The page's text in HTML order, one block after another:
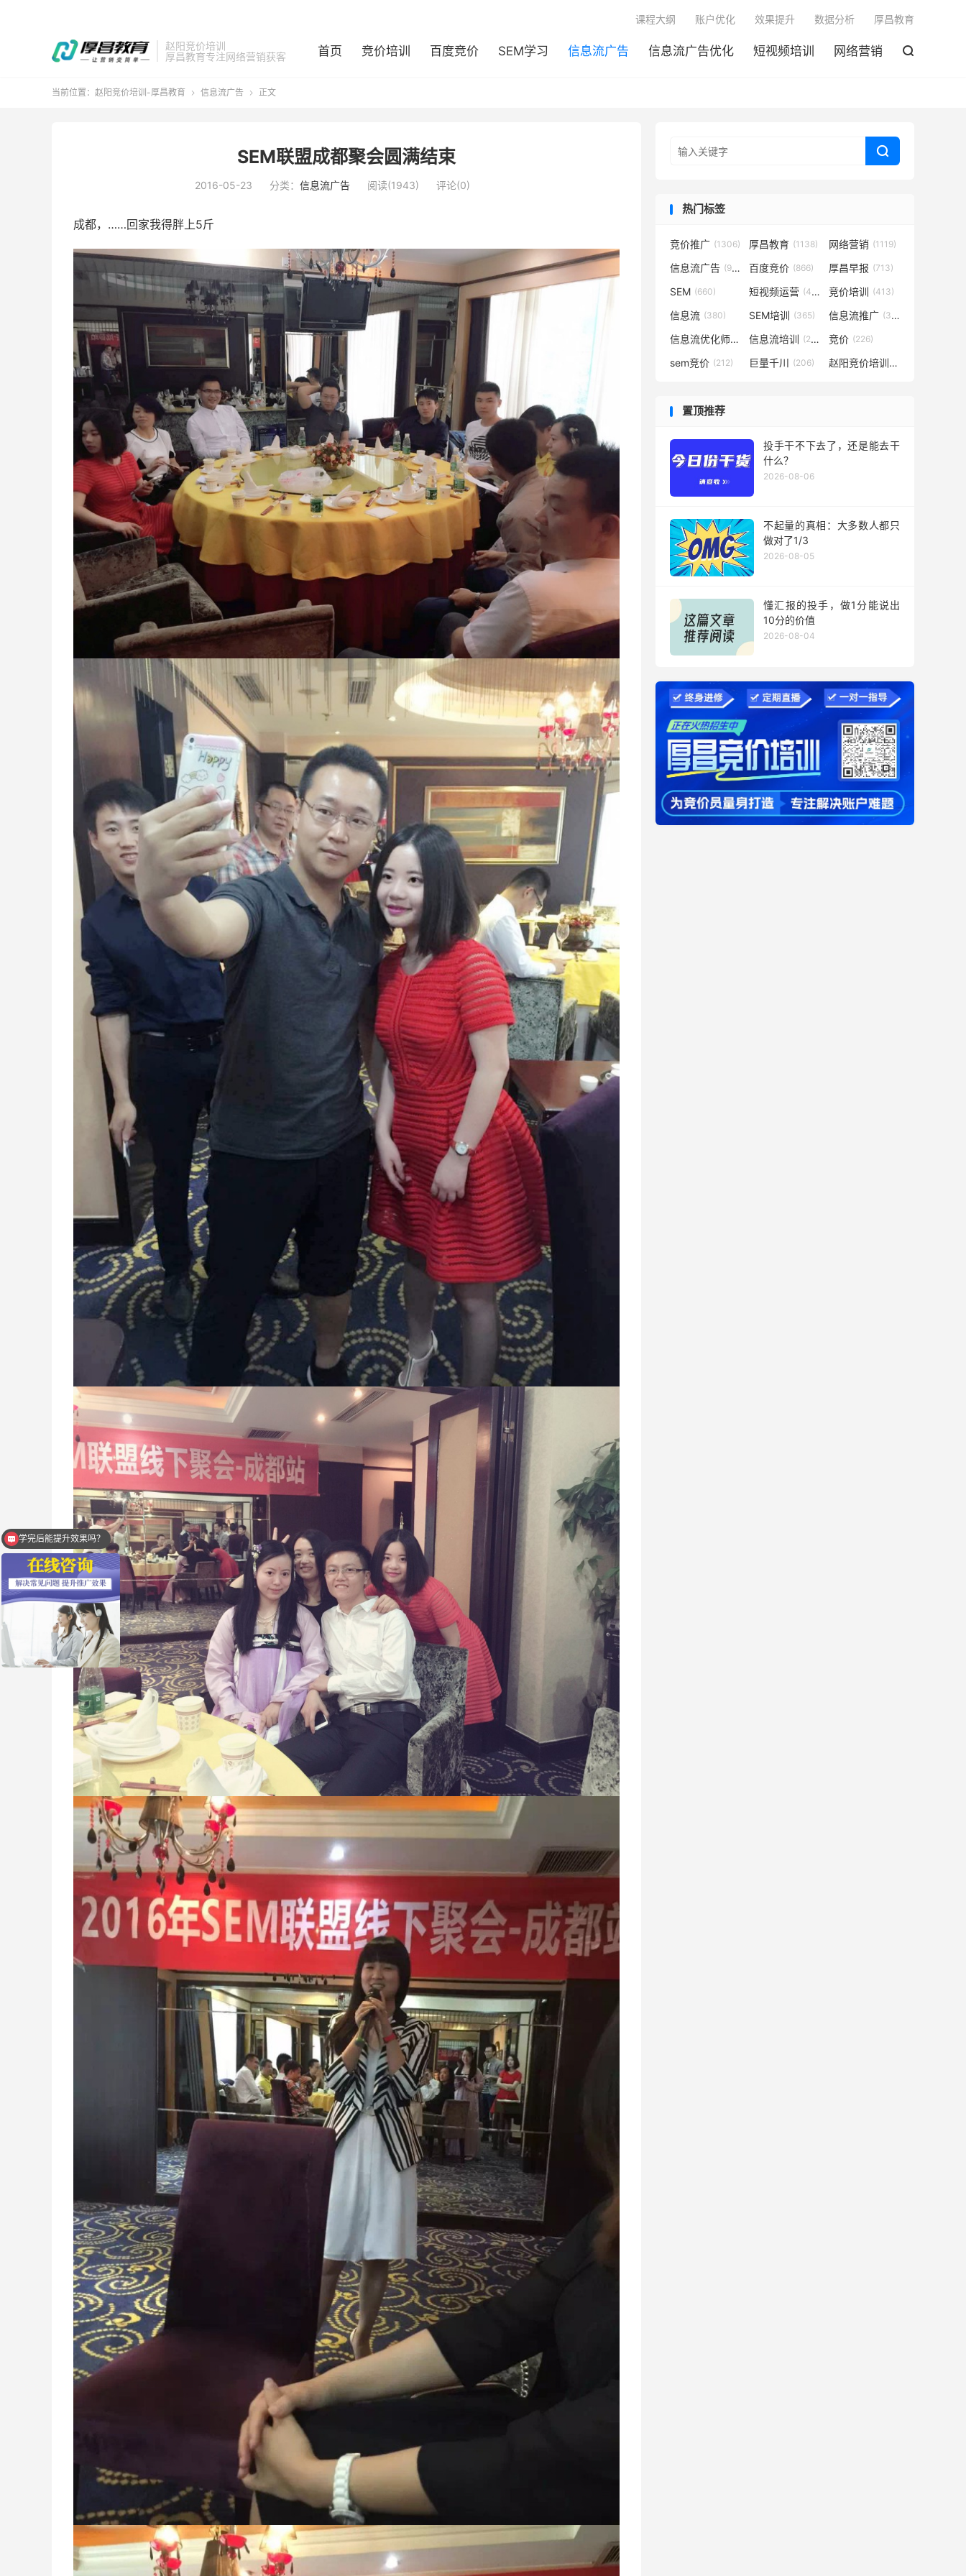
赵阳竞价培训
厚昌教育专注网络营销获客
首页 竞价培训 百度竞价 SEM学习 信息流广告 信息流广告优化 短视频培训 网络营销 
课程大纲 账户优化 效果提升 数据分析 厚昌教育
当前位置： 赵阳竞价培训-厚昌教育  信息流广告  正文
SEM联盟成都聚会圆满结束
2016-05-23 分类： 信息流广告 阅读(1943) 评论(0)
成都，……回家我得胖上5斤

热门标签
竞价推广 (1306) 厚昌教育 (1138) 网络营销 (1119)
信息流广告 (932) 百度竞价 (866) 厚昌早报 (713)
SEM (660) 短视频运营 (431) 竞价培训 (413)
信息流 (380) SEM培训 (365) 信息流推广 (350)
信息流优化师(291)信息流培训 (281) 竞价 (226)
sem竞价 (212) 巨量千川 (206) 赵阳竞价培训(194)
置顶推荐
投手干不下去了，还是能去干
什么？
2026-08-06
不起量的真相：大多数人都只
做对了1/3
2026-08-05
懂汇报的投手，做1分能说出
10分的价值
2026-08-04
直播还是录播？
学完后能提升效果吗？